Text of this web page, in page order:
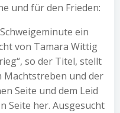
und für den Frieden:
ein
von Tamara Wittig
so der Titel, stellt
Machtstreben und der
Seite und dem Leid
Seite her. Ausgesucht